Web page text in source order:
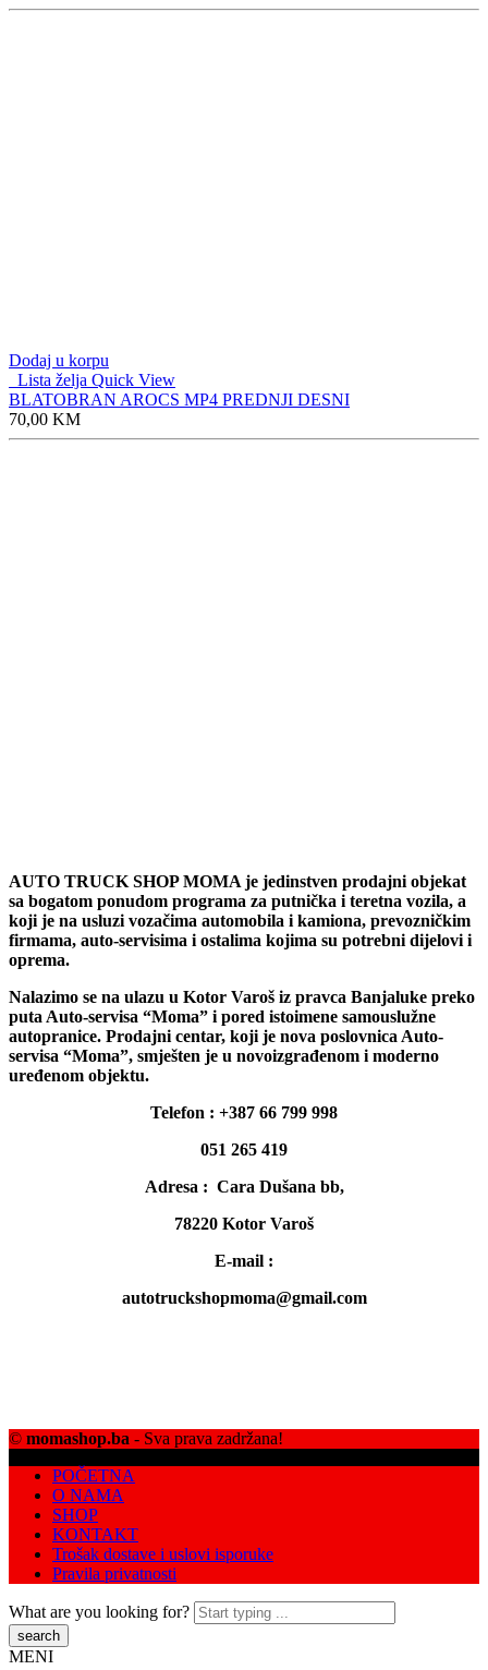
Dodaj u korpu
Lista želja Quick View
BLATOBRAN AROCS MP4 PREDNJI DESNI
70,00 KM
AUTO TRUCK SHOP MOMA je jedinstven prodajni objekat
sa bogatom ponudom programa za putnička i teretna vozila, a
koji je na usluzi vozačima automobila i kamiona, prevozničkim
firmama, auto-servisima i ostalima kojima su potrebni dijelovi i
oprema.
Nalazimo se na ulazu u Kotor Varoš iz pravca Banjaluke preko
puta Auto-servisa “Moma” i pored istoimene samouslužne
autopranice. Prodajni centar, koji je nova poslovnica Auto-
servisa “Moma”, smješten je u novoizgrađenom i moderno
uređenom objektu.
Telefon : +387 66 799 998
051 265 419
Adresa : Cara Dušana bb,
78220 Kotor Varoš
E-mail :
autotruckshopmoma@gmail.com
© momashop.ba - Sva prava zadržana!
POČETNA
O NAMA
SHOP
KONTAKT
Trošak dostave i uslovi isporuke
Pravila privatnosti
What are you looking for?
MENI